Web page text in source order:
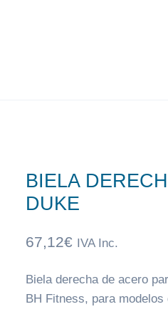
BIELA
DUKE
67,12€ IVA Inc.
Biela derecha de acero
BH Fitness, para